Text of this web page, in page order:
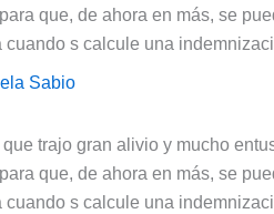
que, de ahora en más, se
s calcule una
Sabio
trajo gran alivio y mucho
que, de ahora en más, se
s calcule una